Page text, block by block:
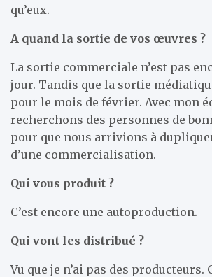
qu’eux.
A quand la sortie de vos œuvres ?
La sortie commerciale n’est pas
jour. Tandis que la sortie
pour le mois de février. Avec mon
recherchons des personnes de
pour que nous arrivions à
d’une commercialisation.
Qui vous produit ?
C’est encore une autoproduction.
Qui vont les distribué ?
Vu que je n’ai pas des producteurs.